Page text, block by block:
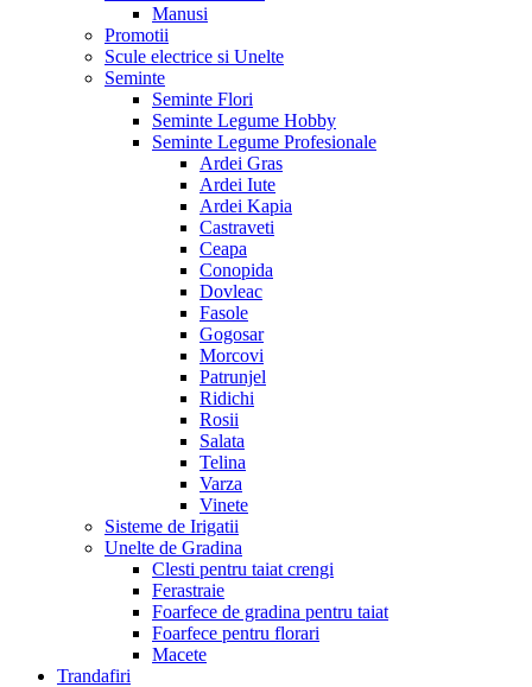
Manusi
Promotii
Scule electrice si Unelte
Seminte
Seminte Flori
Seminte Legume Hobby
Seminte Legume Profesionale
Ardei Gras
Ardei Iute
Ardei Kapia
Castraveti
Ceapa
Conopida
Dovleac
Fasole
Gogosar
Morcovi
Patrunjel
Ridichi
Rosii
Salata
Telina
Varza
Vinete
Sisteme de Irigatii
Unelte de Gradina
Clesti pentru taiat crengi
Ferastraie
Foarfece de gradina pentru taiat
Foarfece pentru florari
Macete
Trandafiri